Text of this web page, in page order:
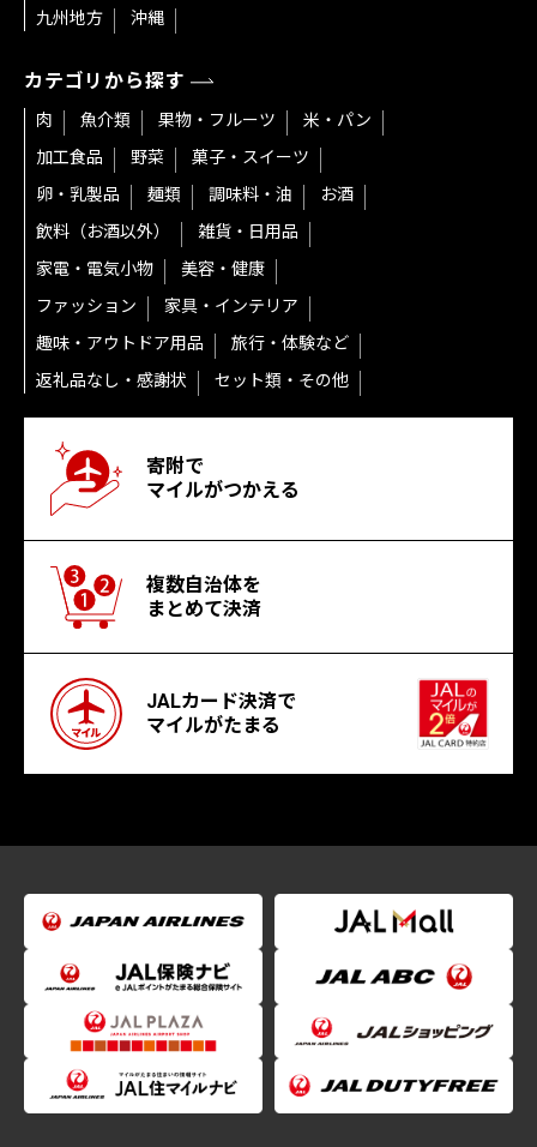
九州地方
沖縄
カテゴリから探す
肉 魚介類 果物・フルーツ
米・パン
加工食品
野菜
菓子・スイーツ
卵・乳製品
麺類 調味料・油
お酒
飲料（お酒以外）
雑貨・日用品
家電・電気小物
美容・健康
ファッション
家具・インテリア
趣味・アウトドア用品
旅行・体験など
返礼品なし・感謝状
セット類・その他
寄附で
マイルがつかえる
複数自治体を
まとめて決済
JALカード決済で
マイルがたまる